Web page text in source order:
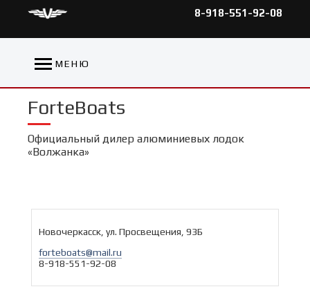
8-918-551-92-08
МЕНЮ
ForteBoats
Официальный дилер алюминиевых лодок
«Волжанка»
Новочеркасск, ул. Просвещения, 93Б
forteboats@mail.ru
8-918-551-92-08